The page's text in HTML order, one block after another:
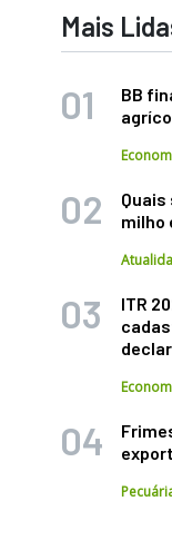
Mais
BB
milho
ITR